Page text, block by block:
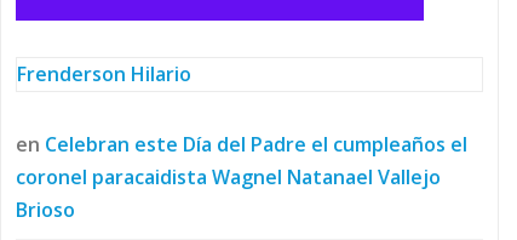
Frenderson Hilario
en Celebran este Día del Padre el cumpleaños el
coronel paracaidista Wagnel Natanael Vallejo
Brioso